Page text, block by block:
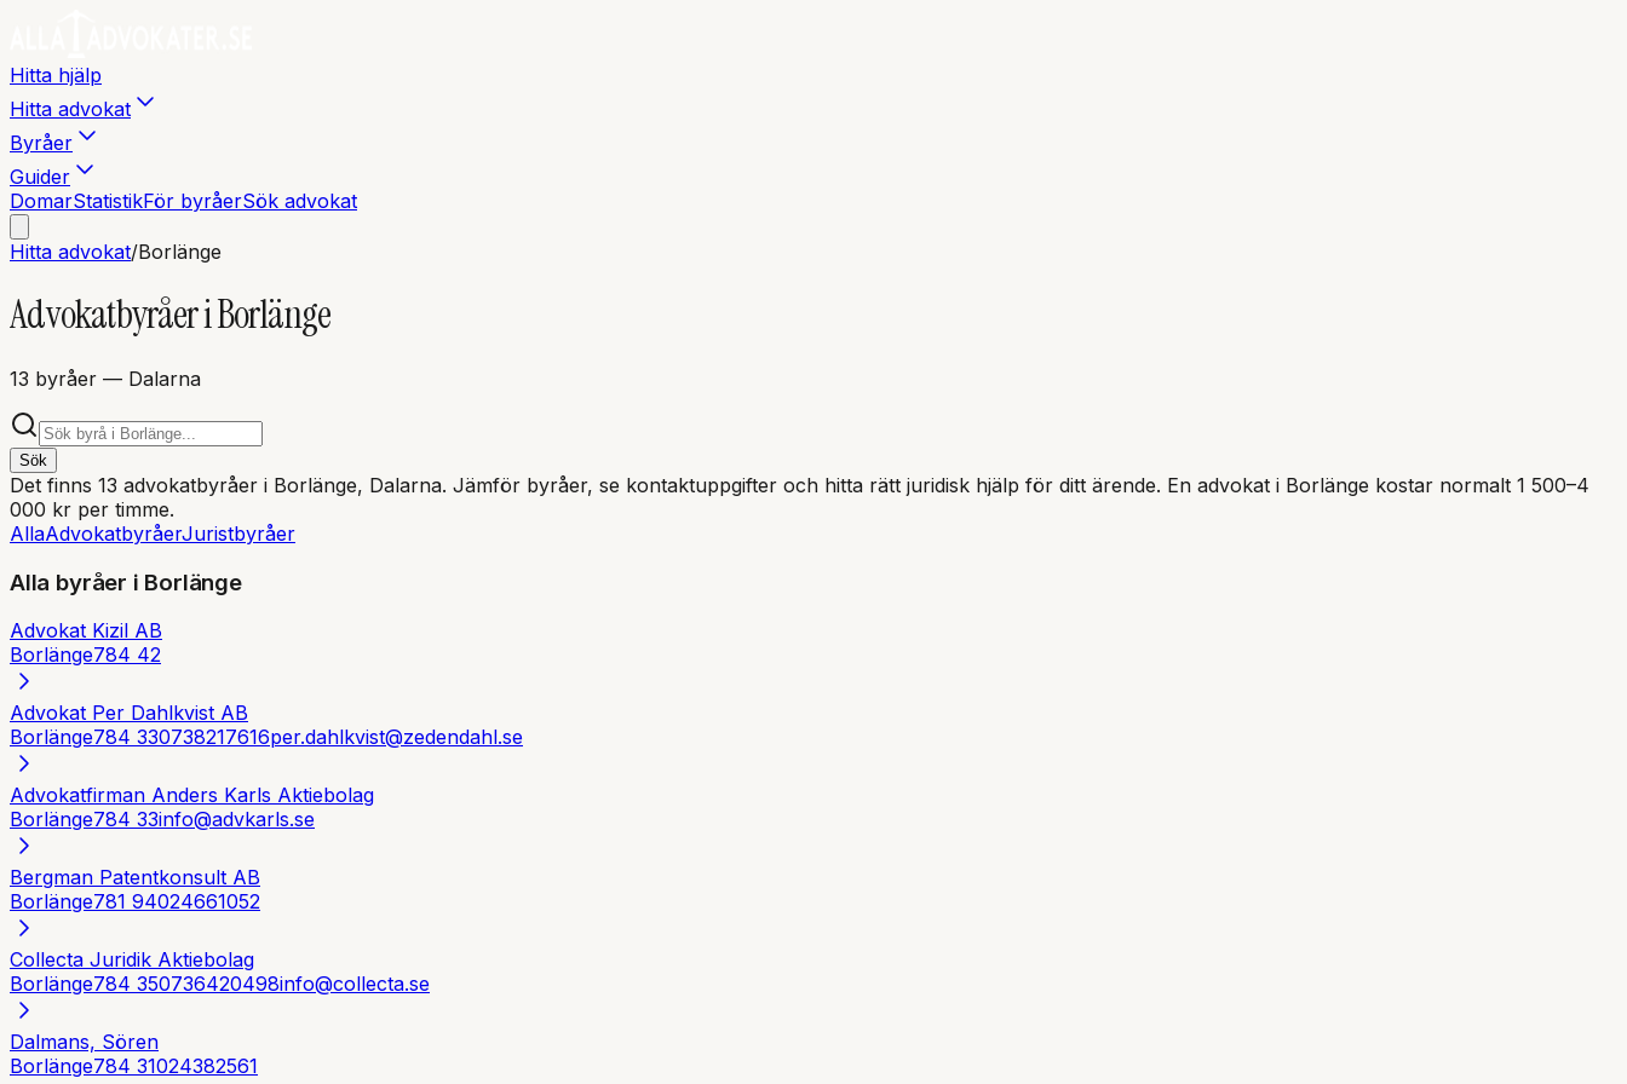
Hitta hjälp
Hitta advokat
Byråer
Guider
DomarStatistikFör byråerSök advokat
Hitta advokat/Borlänge
Advokatbyråer iBorlänge
13 byråer — Dalarna
Sök
Det finns 13 advokatbyråer i Borlänge, Dalarna. Jämför byråer, se kontaktuppgifter och hitta rätt juridisk hjälp för ditt ärende. En advokat i Borlänge kostar normalt 1 500–4
000 kr per timme.
AllaAdvokatbyråerJuristbyråer
Alla byråer i Borlänge
Advokat Kizil AB
Borlänge784 42
Advokat Per Dahlkvist AB
Borlänge784 330738217616per.dahlkvist@zedendahl.se
Advokatfirman Anders Karls Aktiebolag
Borlänge784 33info@advkarls.se
Bergman Patentkonsult AB
Borlänge781 94024661052
Collecta Juridik Aktiebolag
Borlänge784 350736420498info@collecta.se
Dalmans, Sören
Borlänge784 31024382561